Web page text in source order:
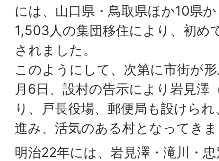
には、山口県・鳥取県ほか10県
1,503人の集団移住により、初め
されました。
このようにして、次第に市街が
月6日、設村の告示により岩見澤
り、戸長役場、郵便局も設けら
進み、活気のある村となってき
明治22年には、岩見澤・滝川・